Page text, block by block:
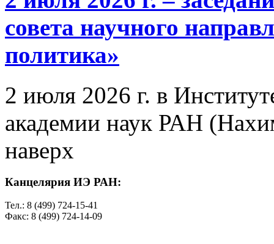
совета научного
политика»
2 июля 2026 г. в
академии наук РАН
наверх
Канцелярия ИЭ РАН:
Тел.: 8 (499) 724-15-41
Факс: 8 (499) 724-14-09